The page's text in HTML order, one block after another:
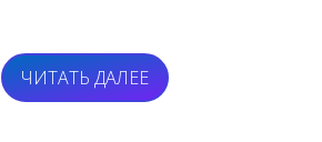
ЧИТАТЬ ДАЛЕЕ«КНИГИ
ДЛЯ